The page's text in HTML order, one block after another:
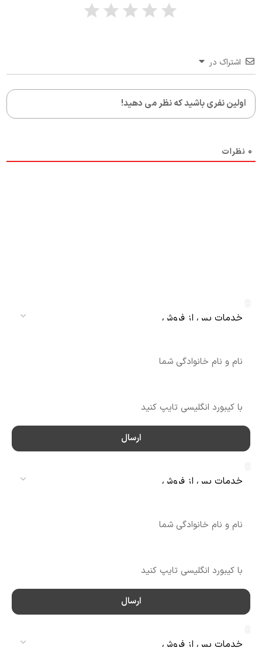
اشتراک در
0 نظرات
ارسال
ارسال